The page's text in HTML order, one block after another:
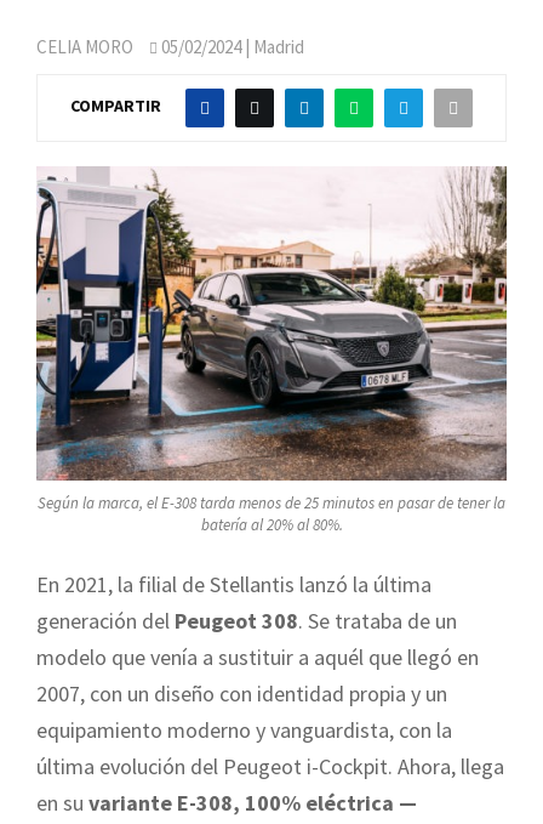
CELIA MORO 05/02/2024| Madrid
COMPARTIR
Según la marca, el E-308 tarda menos de 25 minutos en pasar de tener la
batería al 20% al 80%.
En 2021, la filial de Stellantis lanzó la última
generación del Peugeot 308. Se trataba de un
modelo que venía a sustituir a aquél que llegó en
2007, con un diseño con identidad propia y un
equipamiento moderno y vanguardista, con la
última evolución del Peugeot i-Cockpit. Ahora, llega
en su variante E-308, 100% eléctrica —